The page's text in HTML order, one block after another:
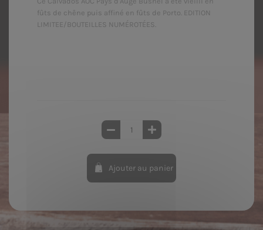
fûts de chêne puis affiné en fûts de Porto. EDITION
LIMITEE/BOUTEILLES NUMÉROTÉES.
Ajouter au panier